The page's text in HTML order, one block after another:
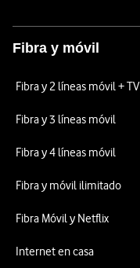
Fibra y móvil
Fibra y 2 líneas móvil + TV
Fibra y 3 líneas móvil
Fibra y 4 líneas móvil
Fibra y móvil ilimitado
Fibra Móvil y Netflix
Internet en casa